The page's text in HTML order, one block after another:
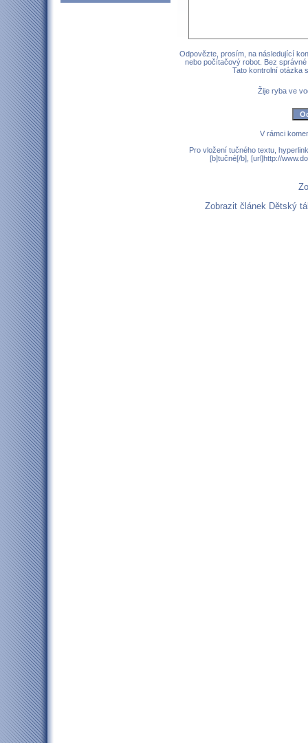
Odpovězte, prosím, na následující
nebo počítačový robot. Bez
Tato kontrolní otázka
Žije ryba ve
V rámci
Pro vložení tučného textu,
[b]tučné[/b], [url]http://
Zobrazit článek Dětský